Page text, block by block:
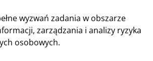
wyzwań zadania w obszarze
zarządzania i analizy ryzyka
osobowych.